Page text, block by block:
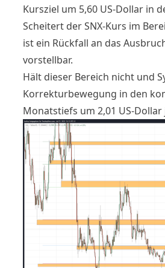
Kursziel um 5,60 US-Dollar in
Scheitert der SNX-Kurs im
ist ein Rückfall an das
vorstellbar.
Hält dieser Bereich nicht und
Korrekturbewegung in den
Monatstiefs um 2,01 US-